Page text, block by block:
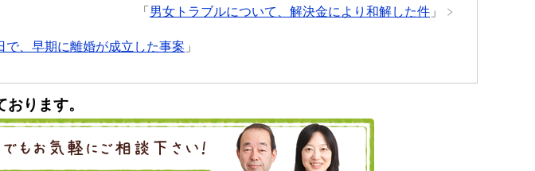
「 男女トラブルについて、解決金により和解した件 」
で、早期に離婚が成立した事案 」
ります。